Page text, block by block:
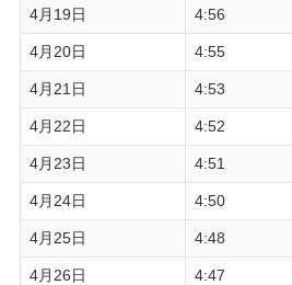
4月19日 4:56
4月20日 4:55
4月21日 4:53
4月22日 4:52
4月23日 4:51
4月24日 4:50
4月25日 4:48
4月26日 4:47